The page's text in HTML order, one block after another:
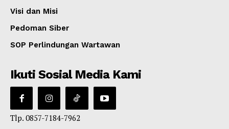
Visi dan Misi
Pedoman Siber
SOP Perlindungan Wartawan
Ikuti Sosial Media Kami
Tlp. 0857-7184-7962